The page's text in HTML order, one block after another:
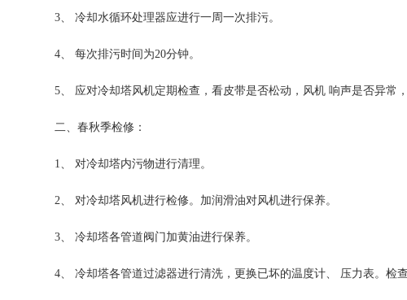
3、 冷却水循环处理器应进行一周一次排污。
4、 每次排污时间为20分钟。
5、 应对冷却塔风机定期检查，看皮带是否松动，风机 响声是否异常，
二、春秋季检修：
1、 对冷却塔内污物进行清理。
2、 对冷却塔风机进行检修。加润滑油对风机进行保养。
3、 冷却塔各管道阀门加黄油进行保养。
4、 冷却塔各管道过滤器进行清洗，更换已坏的温度计、 压力表。检